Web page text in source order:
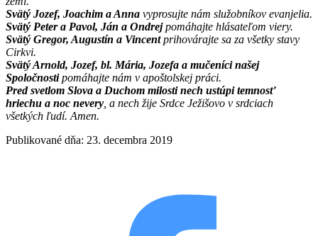
Svätý Jozef, Joachim a Anna vyprosujte nám služobníkov evanjelia.
Svätý Peter a Pavol, Ján a Ondrejpomáhajte hlásateľom viery.
Svätý Gregor, Augustín a Vincentprihovárajte sa za všetky stavy
Cirkvi.
Svätý Arnold, Jozef, bl. Mária, Jozefa a mučeníci našej
Spoločnostipomáhajte nám v apoštolskej práci.
Pred svetlom Slova a Duchom milosti nech ustúpi temnosť
hriechu a noc nevery , a nech žije Srdce Ježišovo v srdciach
všetkých ľudí. Amen.
Publikované dňa: 23. decembra 2019